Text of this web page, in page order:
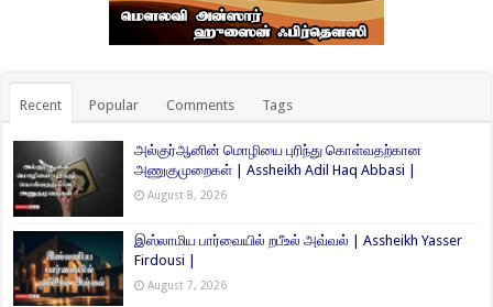
Recent Popular Comments Tags
அல்குர்ஆனின் மொழியை புரிந்து கொள்வதற்கான
அணுகுமுறைகள் | Assheikh Adil Haq Abbasi |
August 8, 2026
இஸ்லாமிய பார்வையில் றபீஉல் அவ்வல் | Assheikh Yasser
Firdousi |
August 7, 2026